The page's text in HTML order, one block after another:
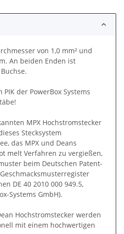
von 1,0 mm² und
An beiden Enden ist
der PowerBox Systems
MPX Hochstromstecker
Stecksystem
das MPX und Deans
melt Verfahren zu vergießen,
beim Deutschen Patent-
DE 40 2010 000 949.5,
Systems GmbH).
Hochstromstecker werden
mit einem hochwertigen